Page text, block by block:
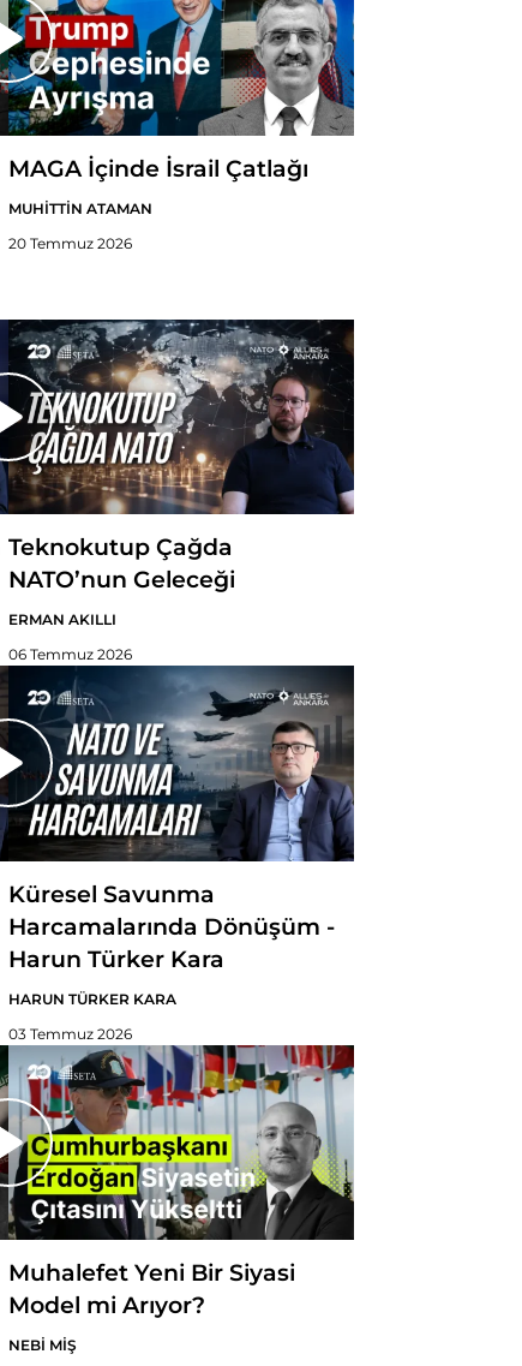
MAGA İçinde İsrail Çatlağı
MUHİTTİN ATAMAN
20 Temmuz 2026
Teknokutup Çağda
NATO’nun Geleceği
ERMAN AKILLI
06 Temmuz 2026
Küresel Savunma
Harcamalarında Dönüşüm -
Harun Türker Kara
HARUN TÜRKER KARA
03 Temmuz 2026
Muhalefet Yeni Bir Siyasi
Model mi Arıyor?
NEBİ MİŞ